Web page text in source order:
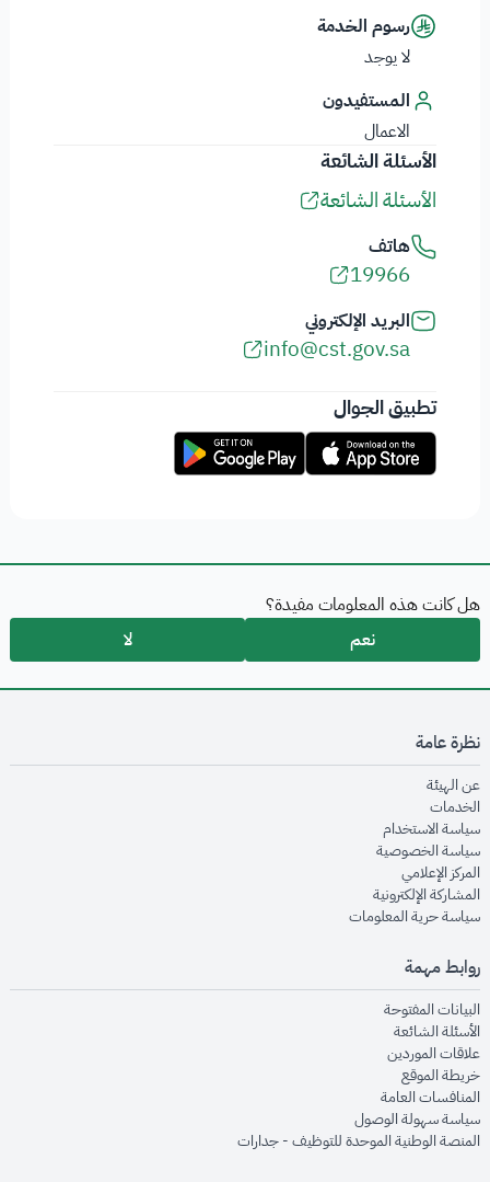
رسوم الخدمة
لا يوجد
المستفيدون
الاعمال
الأسئلة الشائعة
الأسئلة الشائعة
هاتف
19966
البريد الإلكتروني
info@cst.gov.sa
تطبيق الجوال
هل كانت هذه المعلومات مفيدة؟
نعم
لا
نظرة عامة
عن الهيئةopens in new window
الخدماتopens in new window
سياسة الاستخدام
سياسة الخصوصيةopens in new window
المركز الإعلاميopens in new window
المشاركة الإلكترونيةopens in new window
سياسة حرية المعلوماتopens in new window
روابط مهمة
البيانات المفتوحةopens in new window
الأسئلة الشائعةopens in new window
علاقات الموردينopens in new window
خريطة الموقعopens in new window
المنافسات العامةopens in new window
سياسة سهولة الوصولopens in new window
المنصة الوطنية الموحدة للتوظيف - جداراتopens in new window